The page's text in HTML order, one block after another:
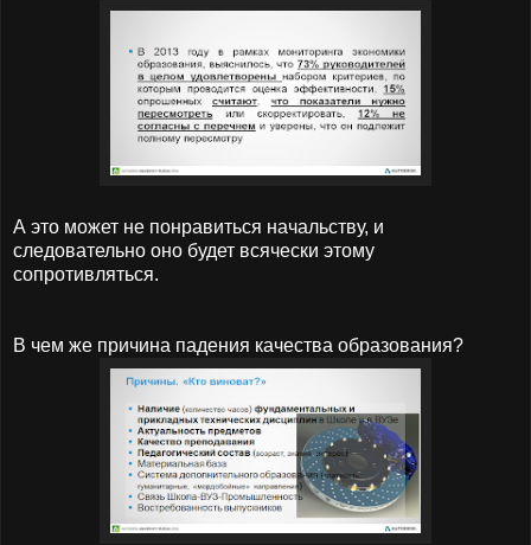
А это может не понравиться начальству, и
следовательно оно будет всячески этому
сопротивляться.
В чем же причина падения качества образования?